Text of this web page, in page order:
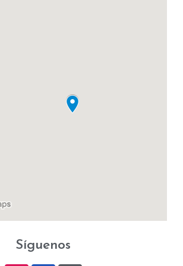
Síguenos